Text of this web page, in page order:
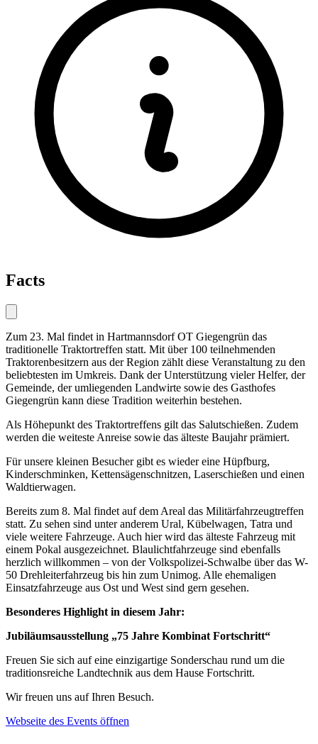
Facts
Zum 23. Mal findet in Hartmannsdorf OT Giegengrün das
traditionelle Traktortreffen statt. Mit über 100 teilnehmenden
Traktorenbesitzern aus der Region zählt diese Veranstaltung zu den
beliebtesten im Umkreis. Dank der Unterstützung vieler Helfer, der
Gemeinde, der umliegenden Landwirte sowie des Gasthofes
Giegengrün kann diese Tradition weiterhin bestehen.
Als Höhepunkt des Traktortreffens gilt das Salutschießen. Zudem
werden die weiteste Anreise sowie das älteste Baujahr prämiert.
Für unsere kleinen Besucher gibt es wieder eine Hüpfburg,
Kinderschminken, Kettensägenschnitzen, Laserschießen und einen
Waldtierwagen.
Bereits zum 8. Mal findet auf dem Areal das Militärfahrzeugtreffen
statt. Zu sehen sind unter anderem Ural, Kübelwagen, Tatra und
viele weitere Fahrzeuge. Auch hier wird das älteste Fahrzeug mit
einem Pokal ausgezeichnet. Blaulichtfahrzeuge sind ebenfalls
herzlich willkommen – von der Volkspolizei-Schwalbe über das W-
50 Drehleiterfahrzeug bis hin zum Unimog. Alle ehemaligen
Einsatzfahrzeuge aus Ost und West sind gern gesehen.
Besonderes Highlight in diesem Jahr:
Jubiläumsausstellung „75 Jahre Kombinat Fortschritt“
Freuen Sie sich auf eine einzigartige Sonderschau rund um die
traditionsreiche Landtechnik aus dem Hause Fortschritt.
Wir freuen uns auf Ihren Besuch.
Webseite des Events öffnen